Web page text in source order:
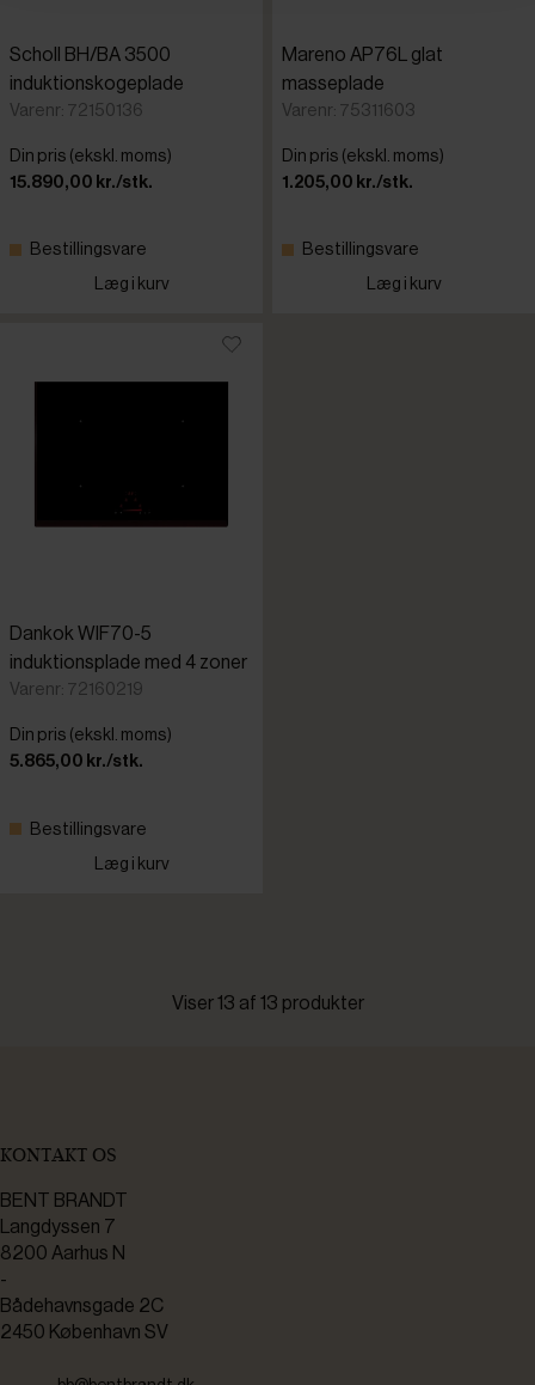
Scholl BH/BA 3500
induktionskogeplade
Varenr: 72150136
Din pris (ekskl. moms)
15.890,00 kr./stk.
Bestillingsvare
Læg i kurv
Mareno AP76L glat
masseplade
Varenr: 75311603
Din pris (ekskl. moms)
1.205,00 kr./stk.
Bestillingsvare
Læg i kurv
Dankok WIF70-5
induktionsplade med 4 zoner
Varenr: 72160219
Din pris (ekskl. moms)
5.865,00 kr./stk.
Bestillingsvare
Læg i kurv
Viser 13 af 13 produkter
KONTAKT OS
BENT BRANDT
Langdyssen 7
8200 Aarhus N
-
Bådehavnsgade 2C
2450 København SV